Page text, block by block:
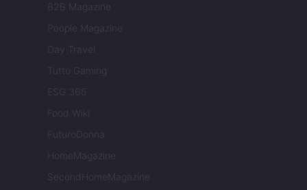
B2B Magazine
People Magazine
Day Travel
Tutto Gaming
ESG 365
Food Wiki
FuturoDonna
HomeMagazine
SecondHomeMagazine